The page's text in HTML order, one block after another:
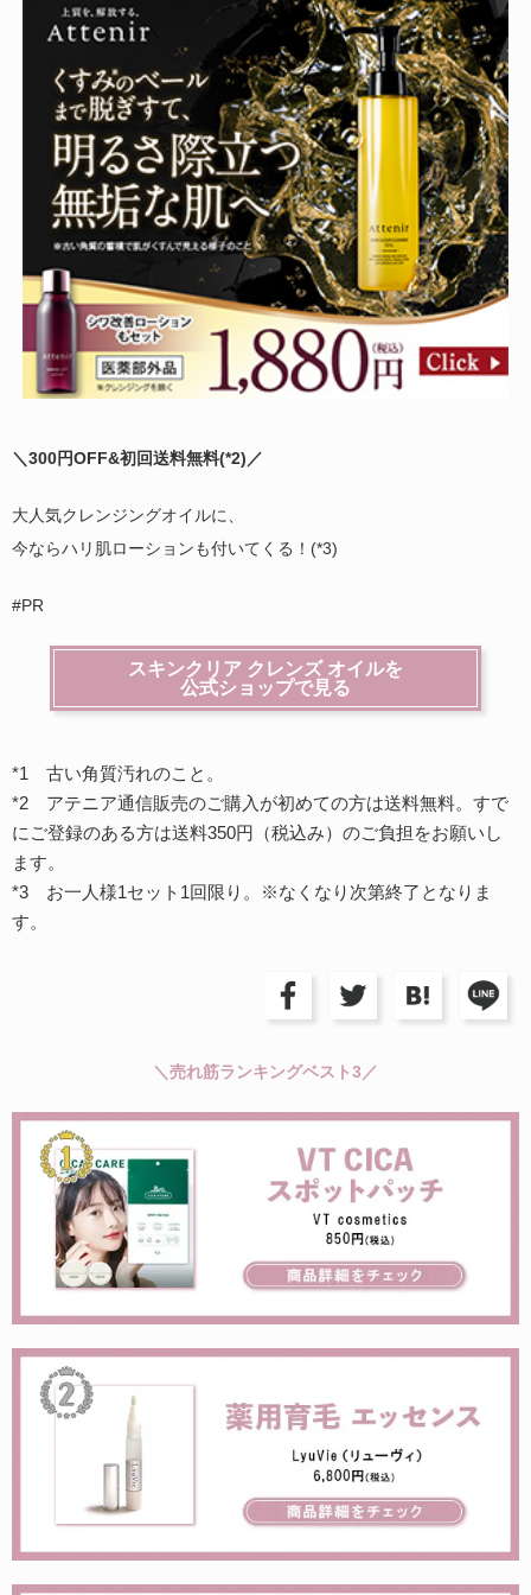
＼300円OFF&初回送料無料(*2) ／
大人気クレンジングオイルに、
今ならハリ肌ローションも付いてくる！(*3)
#PR
スキンクリア クレンズ オイルを
公式ショップで見る
*1 古い角質汚れのこと。
*2 アテニア通信販売のご購入が初めての方は送料無料。すで
にご登録のある方は送料350円（税込み）のご負担をお願いし
ます。
*3 お一人様1セット1回限り。※なくなり次第終了となりま
す。
＼売れ筋ランキングベスト3／